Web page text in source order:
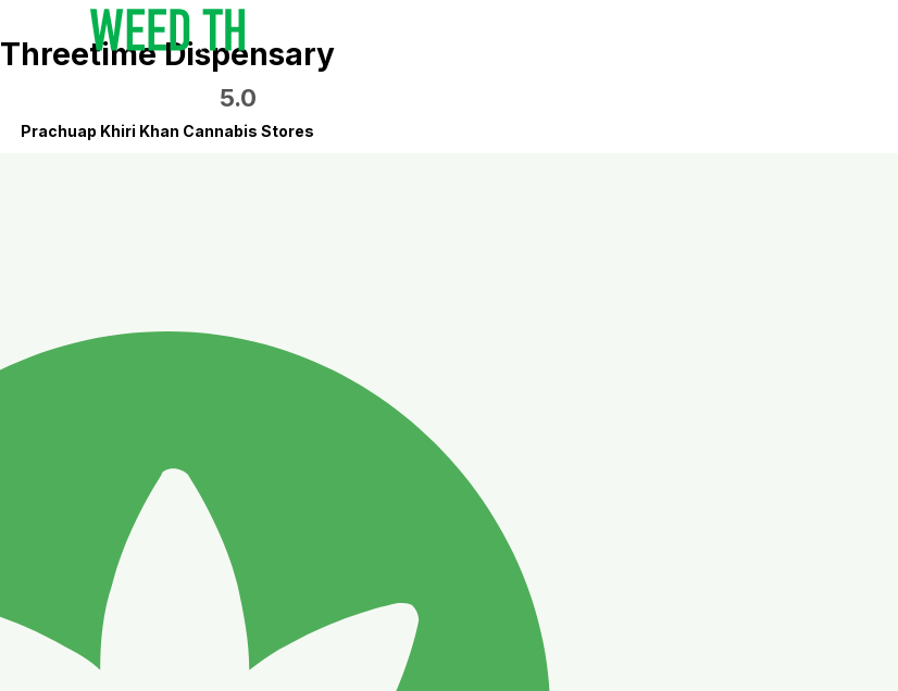
Threetime Dispensary
5.0
Prachuap Khiri Khan Cannabis Stores